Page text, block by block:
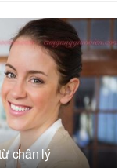
chân lý